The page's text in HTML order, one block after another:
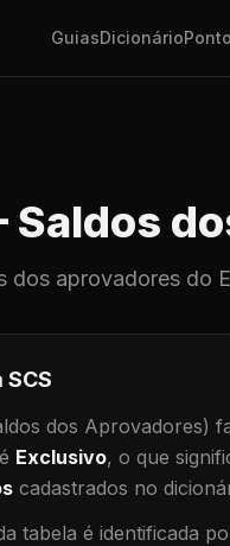
GuiasDicionário
dos aprovadores do
SCS
dos Aprovadores)
Exclusivo, o que
cadastrados no
tabela é identificada